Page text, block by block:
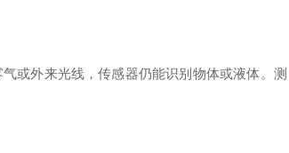
或外来光线，传感器仍能识别物体或液体。测